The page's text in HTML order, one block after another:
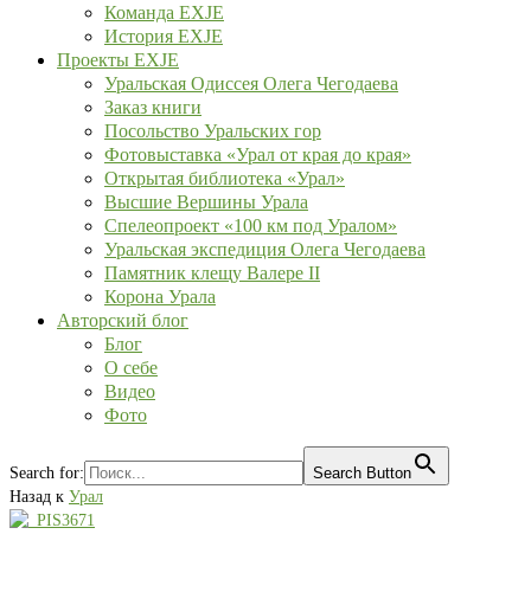
Команда EXJE
История EXJE
Проекты EXJE
Уральская Одиссея Олега Чегодаева
Заказ книги
Посольство Уральских гор
Фотовыставка «Урал от края до края»
Открытая библиотека «Урал»
Высшие Вершины Урала
Спелеопроект «100 км под Уралом»
Уральская экспедиция Олега Чегодаева
Памятник клещу Валере II
Корона Урала
Авторский блог
Блог
О себе
Видео
Фото
Search for:
Search Button
Назад к Урал